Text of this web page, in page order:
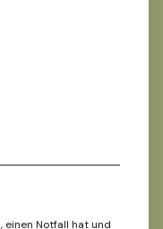
einen Notfall hat und